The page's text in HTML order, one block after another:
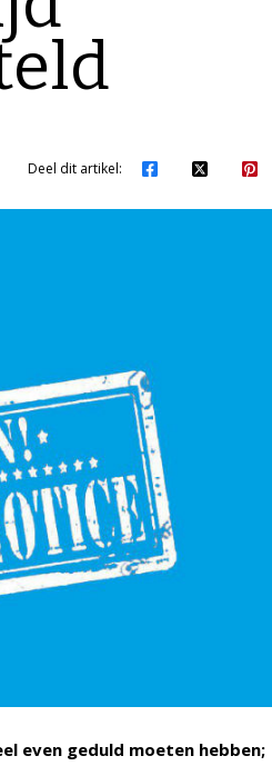
Deel dit artikel:
even geduld moeten hebben;